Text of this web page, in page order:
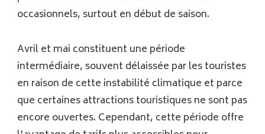
occasionnels, surtout en début de saison.
Avril et mai constituent une période
intermédiaire, souvent délaissée par les touristes
en raison de cette instabilité climatique et parce
que certaines attractions touristiques ne sont pas
encore ouvertes. Cependant, cette période offre